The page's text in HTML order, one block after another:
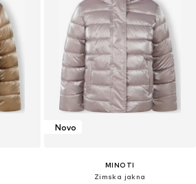
Novo
MINOTI
Zimska jakna